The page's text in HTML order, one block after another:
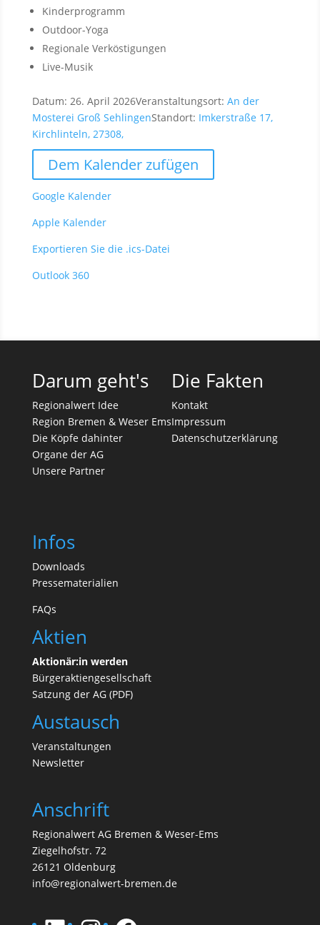
Kinderprogramm
Outdoor-Yoga
Regionale Verköstigungen
Live-Musik
Datum: 26. April 2026Veranstaltungsort: An der
Mosterei Groß SehlingenStandort: Imkerstraße 17,
Kirchlinteln, 27308,
Dem Kalender zufügen
Google Kalender
Apple Kalender
Exportieren Sie die .ics-Datei
Outlook 360
Darum geht's
Regionalwert Idee
Region Bremen & Weser Ems
Die Köpfe dahinter
Organe der AG
Unsere Partner
Die Fakten
Kontakt
Impressum
Datenschutzerklärung
Infos
Downloads
Pressematerialien
FAQs
Aktien
Aktionär:in werden
Bürgeraktiengesellschaft
Satzung der AG (PDF)
Austausch
Veranstaltungen
Newsletter
Anschrift
Regionalwert AG Bremen & Weser-Ems
Ziegelhofstr. 72
26121 Oldenburg
info@regionalwert-bremen.de